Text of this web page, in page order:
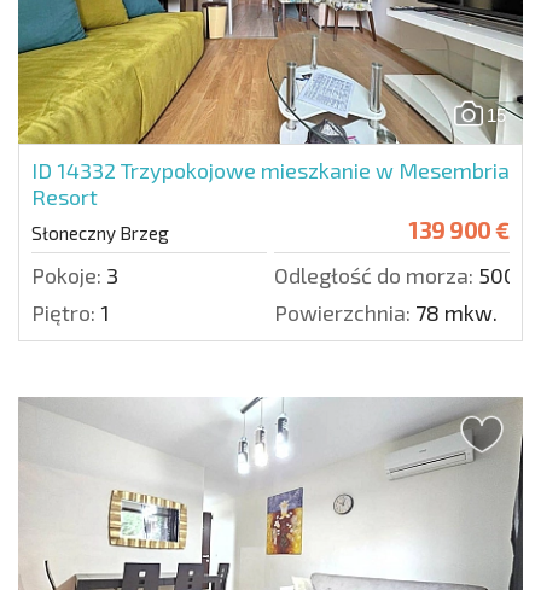
15
ID 14332 Trzypokojowe mieszkanie w Mesembria
Resort
Słoneczny Brzeg 139 900 €
Pokoje: 3 Odległość do morza: 500
Piętro: 1 Powierzchnia: 78 mkw.